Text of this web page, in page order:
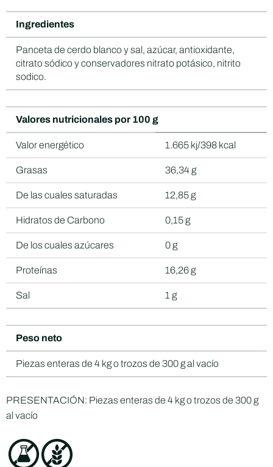
Ingredientes
Panceta de cerdo blanco y sal, azúcar, antioxidante,
citrato sódico y conservadores nitrato potásico, nitrito
sodico.
Valores nutricionales por 100 g
Valor energético 1.665 kj/398 kcal
Grasas 36,34 g
De las cuales saturadas 12,85 g
Hidratos de Carbono 0,15 g
De los cuales azúcares 0 g
Proteínas 16,26 g
Sal 1 g
Peso neto
Piezas enteras de 4 kg o trozos de 300 g al vacío
PRESENTACIÓN: Piezas enteras de 4 kg o trozos de 300 g
al vacío